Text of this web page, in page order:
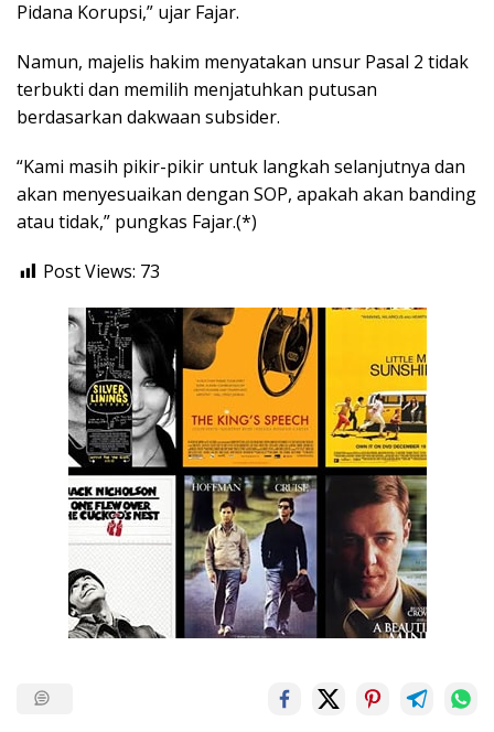
Pidana Korupsi,” ujar Fajar.
Namun, majelis hakim menyatakan unsur Pasal 2 tidak
terbukti dan memilih menjatuhkan putusan
berdasarkan dakwaan subsider.
“Kami masih pikir-pikir untuk langkah selanjutnya dan
akan menyesuaikan dengan SOP, apakah akan banding
atau tidak,” pungkas Fajar.(*)
Post Views: 73